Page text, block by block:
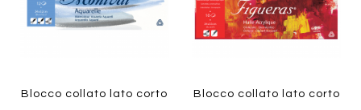
Quickview
Blocco collato lato corto
Blocco collato lato corto